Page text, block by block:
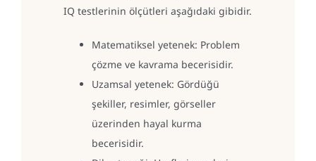
IQ testlerinin ölçütleri aşağıdaki gibidir.
Matematiksel yetenek: Problem
çözme ve kavrama becerisidir.
Uzamsal yetenek: Gördüğü
şekiller, resimler, görseller
üzerinden hayal kurma
becerisidir.